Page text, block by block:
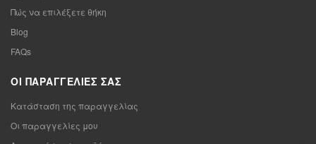
Πώς να επιλέξετε θήκη
Blog
FAQs
ΟΙ ΠΑΡΑΓΓΕΛΊΕΣ ΣΑΣ
Κατάσταση της παραγγελίας
Οι παραγγελίες μου